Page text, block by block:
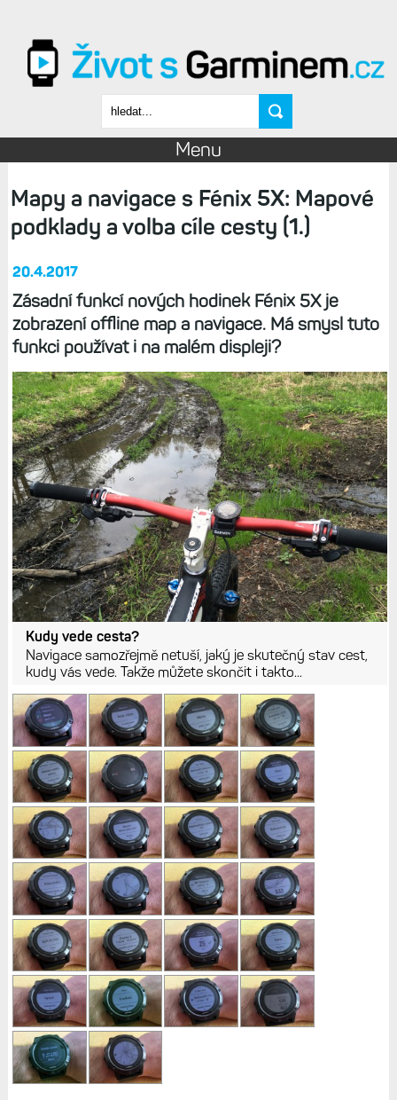
Vyhledávání
Menu
Mapy a navigace s Fénix 5X: Mapové
podklady a volba cíle cesty (1.)
20.4.2017
Zásadní funkcí nových hodinek Fénix 5X je
zobrazení offline map a navigace. Má smysl tuto
funkci používat i na malém displeji?
Kudy vede cesta?
Navigace samozřejmě netuší, jaký je skutečný stav cest,
kudy vás vede. Takže můžete skončit i takto...